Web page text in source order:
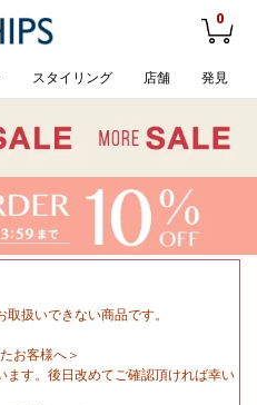
0
スタイリング 店舗 発見
扱いできない商品です。
お客様へ＞
ます。後日改めてご確認頂ければ幸い